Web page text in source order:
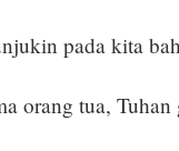
pada kita
orang tua,